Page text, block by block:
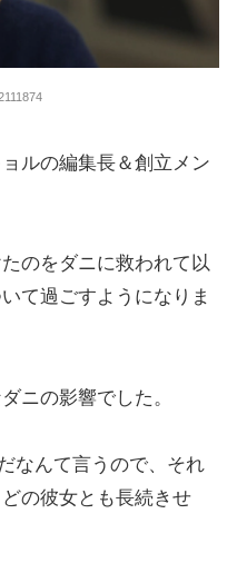
ルの編集長＆創立メン
のをダニに救われて以
て過ごすようになりま
ニの影響でした。
なんて言うので、それ
の彼女とも長続きせ